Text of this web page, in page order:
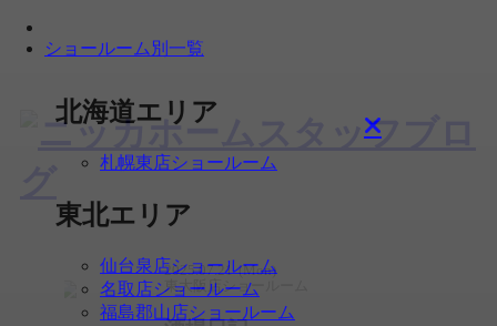
ショールーム別一覧
北海道エリア
札幌東店ショールーム
東北エリア
仙台泉店ショールーム
名取店ショールーム
福島郡山店ショールーム
2025.07.21 (Mon)
東大阪店ショールーム